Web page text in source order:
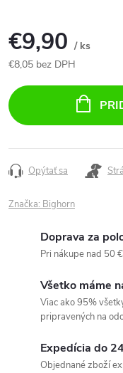
€9,90 / ks
€8,05 bez DPH
cena:
Opýtať sa
Značka: Bighorn
Doprava za
Pri nákupe nad 50
Všetko máme
Viac ako 95%
pripravených na
Expedícia do
Objednané zboží